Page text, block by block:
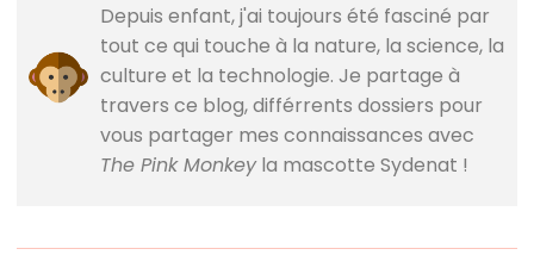
Depuis enfant, j'ai toujours été fasciné par
tout ce qui touche à la nature, la science, la
culture et la technologie. Je partage à
travers ce blog, différrents dossiers pour
vous partager mes connaissances avec
The Pink Monkeyla mascotte Sydenat !